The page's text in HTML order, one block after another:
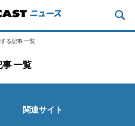
る記事 一覧
一覧
関連サイト